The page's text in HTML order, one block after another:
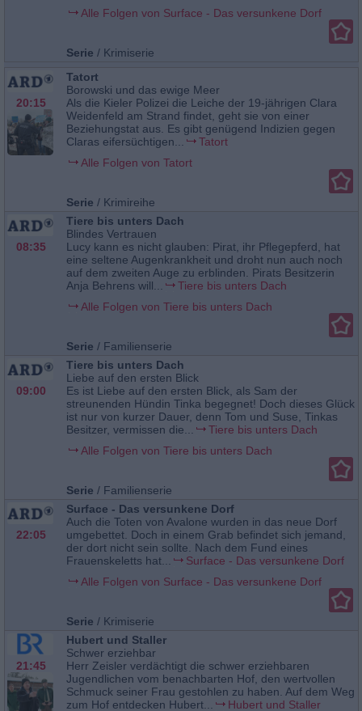
Alle Folgen von Surface - Das versunkene Dorf
Serie / Krimiserie
20:15
Tatort
Borowski und das ewige Meer
Als die Kieler Polizei die Leiche der 19-jährigen Clara
Weidenfeld am Strand findet, geht sie von einer
Beziehungstat aus. Es gibt genügend Indizien gegen
Claras eifersüchtigen...
Tatort
Alle Folgen von Tatort
Serie / Krimireihe
08:35
Tiere bis unters Dach
Blindes Vertrauen
Lucy kann es nicht glauben: Pirat, ihr Pflegepferd, hat
eine seltene Augenkrankheit und droht nun auch noch
auf dem zweiten Auge zu erblinden. Pirats Besitzerin
Anja Behrens will...
Tiere bis unters Dach
Alle Folgen von Tiere bis unters Dach
Serie / Familienserie
09:00
Tiere bis unters Dach
Liebe auf den ersten Blick
Es ist Liebe auf den ersten Blick, als Sam der
streunenden Hündin Tinka begegnet! Doch dieses Glück
ist nur von kurzer Dauer, denn Tom und Suse, Tinkas
Besitzer, vermissen die...
Tiere bis unters Dach
Alle Folgen von Tiere bis unters Dach
Serie / Familienserie
22:05
Surface - Das versunkene Dorf
Auch die Toten von Avalone wurden in das neue Dorf
umgebettet. Doch in einem Grab befindet sich jemand,
der dort nicht sein sollte. Nach dem Fund eines
Frauenskeletts hat...
Surface - Das versunkene Dorf
Alle Folgen von Surface - Das versunkene Dorf
Serie / Krimiserie
21:45
Hubert und Staller
Schwer erziehbar
Herr Zeisler verdächtigt die schwer erziehbaren
Jugendlichen vom benachbarten Hof, den wertvollen
Schmuck seiner Frau gestohlen zu haben. Auf dem Weg
zum Hof entdecken Hubert...
Hubert und Staller